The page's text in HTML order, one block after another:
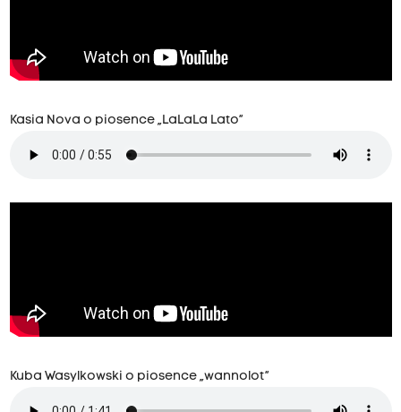
Kasia Nova o piosence „LaLaLa Lato”
Kuba Wasylkowski o piosence „wannolot”